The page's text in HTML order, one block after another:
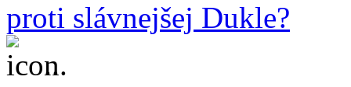
proti slávnejšej Dukle?
...